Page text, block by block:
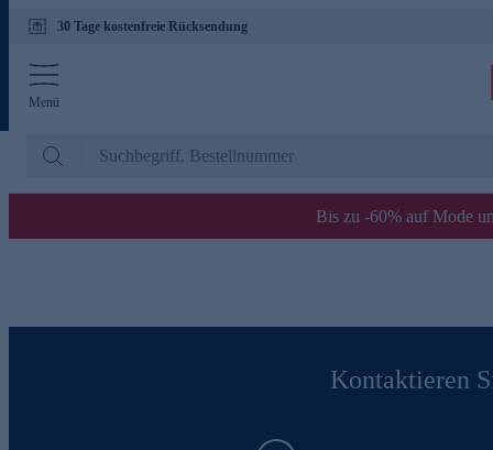
30 Tage kostenfreie Rücksendung
Menü
Bis zu -60% auf Mode
Kontaktieren